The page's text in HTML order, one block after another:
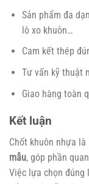
Sản phẩm đa
lò xo khuôn…
Cam kết thép
Tư vấn kỹ thuật
Giao hàng toàn
Kết luận
Chốt khuôn nhựa là
mẫu, góp phần
Việc lựa chọn đúng